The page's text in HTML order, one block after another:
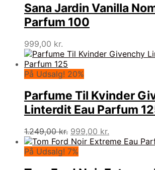
var:
1.310,00 kr..
er:
995,00 kr..
Sana Jardin Vanilla
Parfum 100
999,00 kr.
På Udsalg! 20%
Parfume Til Kvinder
Linterdit Eau Parfum
1.249,00kr. Den
oprindelige
pris
999,00 kr.
aktuelle
På Udsalg! 7%